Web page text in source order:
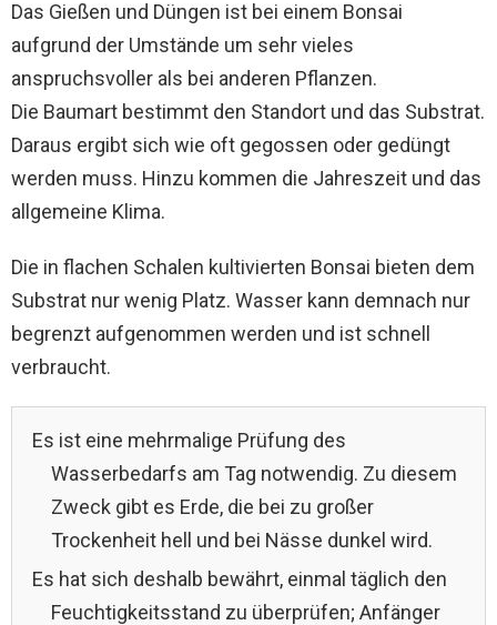
Das Gießen und Düngen ist bei einem Bonsai
aufgrund der Umstände um sehr vieles
anspruchsvoller als bei anderen Pflanzen.
Die Baumart bestimmt den Standort und das Substrat.
Daraus ergibt sich wie oft gegossen oder gedüngt
werden muss. Hinzu kommen die Jahreszeit und das
allgemeine Klima.
Die in flachen Schalen kultivierten Bonsai bieten dem
Substrat nur wenig Platz. Wasser kann demnach nur
begrenzt aufgenommen werden und ist schnell
verbraucht.
Es ist eine mehrmalige Prüfung des
Wasserbedarfs am Tag notwendig. Zu diesem
Zweck gibt es Erde, die bei zu großer
Trockenheit hell und bei Nässe dunkel wird.
Es hat sich deshalb bewährt, einmal täglich den
Feuchtigkeitsstand zu überprüfen; Anfänger